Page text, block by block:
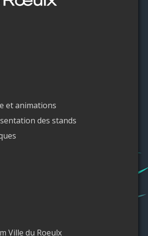
et animations
des stands
Ville du Roeulx